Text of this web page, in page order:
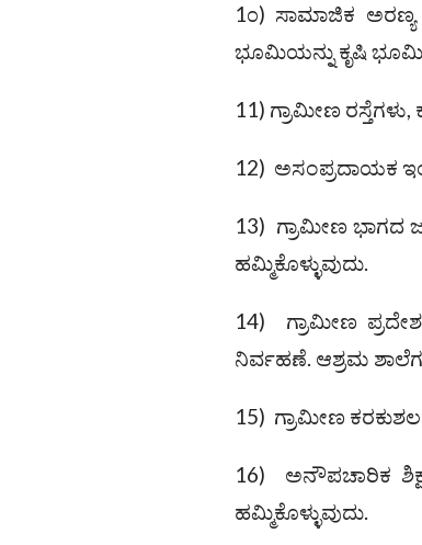
1೦) ಸಾಮಾಜಿಕ ಅರಣ್ಯ
ಭೂಮಿಯನ್ನು ಕೃಷಿ
11) ಗ್ರಾಮೀಣ
12) ಅಸಂಪ್ರದಾಯಕ
13) ಗ್ರಾಮೀಣ ಭಾಗದ
ಹಮ್ಮಿಕೊಳ್ಳುವುದು.
14) ಗ್ರಾಮೀಣ
ನಿರ್ವಹಣೆ. ಆಶ್ರಮ
15) ಗ್ರಾಮೀಣ
16) ಅನೌಪಚಾರಿಕ
ಹಮ್ಮಿಕೊಳ್ಳುವುದು.